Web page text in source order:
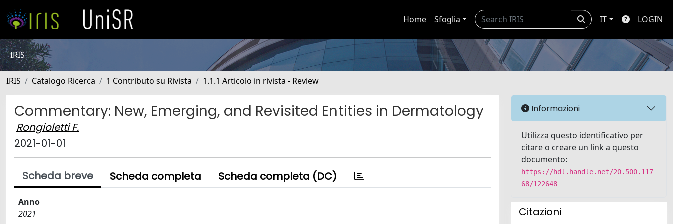
Home Sfoglia IT LOGIN
IRIS
IRIS Catalogo Ricerca 1 Contributo su Rivista 1.1.1 Articolo in rivista - Review
Commentary: New, Emerging, and Revisited Entities in Dermatology
Rongioletti F.
2021-01-01
Scheda breve Scheda completa Scheda completa (DC)
Anno
2021
Informazioni
Utilizza questo identificativo per
citare o creare un link a questo
documento:
https://hdl.handle.net/20.500.117
68/122648
Citazioni